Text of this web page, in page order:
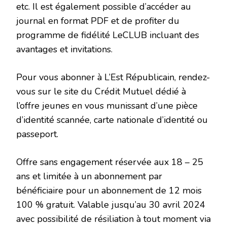
etc. Il est également possible d’accéder au
journal en format PDF et de profiter du
programme de fidélité LeCLUB incluant des
avantages et invitations.
Pour vous abonner à L’Est Républicain, rendez-
vous sur le site du Crédit Mutuel dédié à
l’offre jeunes en vous munissant d’une pièce
d’identité scannée, carte nationale d’identité ou
passeport.
Offre sans engagement réservée aux 18 – 25
ans et limitée à un abonnement par
bénéficiaire pour un abonnement de 12 mois
100 % gratuit. Valable jusqu’au 30 avril 2024
avec possibilité de résiliation à tout moment via